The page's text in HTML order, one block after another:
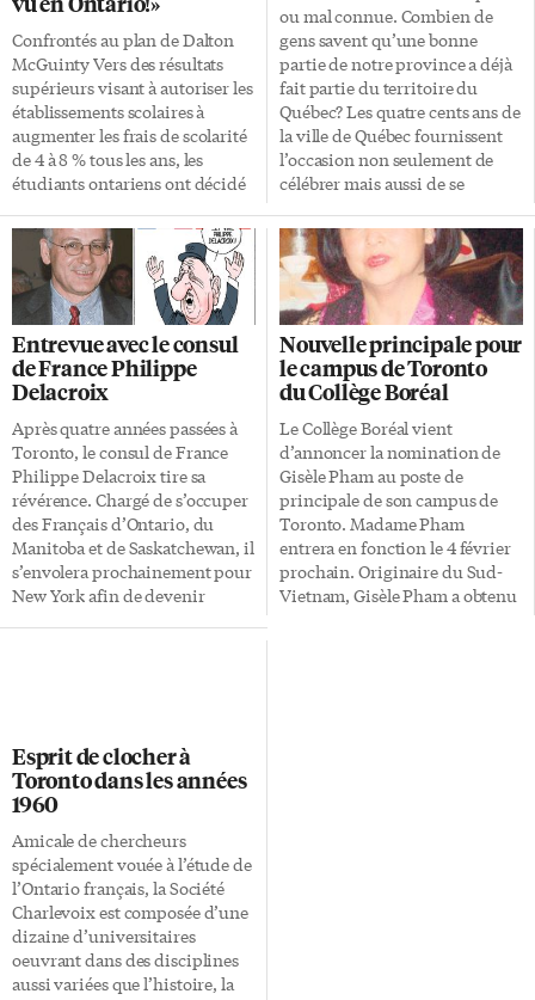
au C.A. du Club Canadien, a été
mandatée par ce dernier pour
organiser le rassemblement.
Elle explique qu’il s’agira d’une
«réunion préliminaire qui aura
pour but, de relier […]
créé il y a six ans et organisé par
l’Association des professionnels
de la chanson et de la musique
(APCM), l’idée de mettre sur
pied un autre festival, axé sur
les arts […]
Confrontés au plan de Dalton
McGuinty Vers des résultats
supérieurs visant à autoriser les
établissements scolaires à
augmenter les frais de scolarité
de 4 à 8 % tous les ans, les
étudiants ontariens ont décidé
quatre ans, les frais de scolarité
ont augmenté de 20 à 36 % en
Ontario. La campagne À bas les
frais (Drop Fees) s’est amorcée
sur les campus et l’Association
étudiante du Collège Glendon
(AÉCG) s’est jointe au
mouvement. Le plan
controversé prendra fin en
2009 et les étudiants redoutent
la prochaine étape du
gouvernement provincial.
«Nous avons décidé d’être […]
ou mal connue. Combien de
gens savent qu’une bonne
partie de notre province a déjà
fait partie du territoire du
Québec? Les quatre cents ans de
la ville de Québec fournissent
l’occasion non seulement de
célébrer mais aussi de se
histoire. Dans cette année
d’anniversaire, bien des
organismes ont choisi de tenir
leur congrès à Québec. C’est le
cas entre autres de l’Association
des juristes d’expression
française de l’Ontario (AJEFO)
qui y tient cette semaine ses
assises annuelles. Dans le cadre
de ce 29e congrès annuel de
l’AJEFO, le professeur […]
Entrevue avec le consul
de France Philippe
Delacroix
Après quatre années passées à
Toronto, le consul de France
Philippe Delacroix tire sa
révérence. Chargé de s’occuper
des Français d’Ontario, du
Manitoba et de Saskatchewan, il
s’envolera prochainement pour
New York afin de devenir
coordonner les activités de la
présidence française de l’UE,
avant de rejoindre une
ambassade ou un consulat pour
une nouvelle mission
diplomatique. L’Express a
recueilli son témoignage,
quelques jours avant son départ
prévu pour le début du mois de
juin. Que retenez-vous […]
Nouvelle principale pour
le campus de Toronto
du Collège Boréal
Le Collège Boréal vient
d’annoncer la nomination de
Gisèle Pham au poste de
principale de son campus de
Toronto. Madame Pham
entrera en fonction le 4 février
prochain. Originaire du Sud-
Vietnam, Gisèle Pham a obtenu
Esprit de clocher à
Toronto dans les années
1960
Amicale de chercheurs
spécialement vouée à l’étude de
l’Ontario français, la Société
Charlevoix est composée d’une
dizaine d’universitaires
oeuvrant dans des disciplines
aussi variées que l’histoire, la